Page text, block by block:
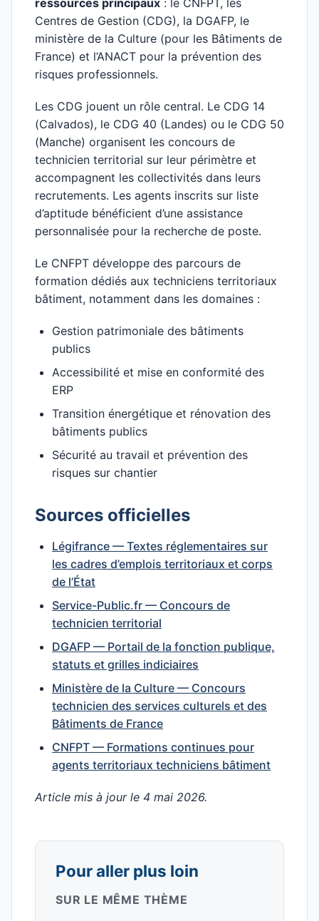
ressources principaux : le CNFPT, les
Centres de Gestion (CDG), la DGAFP, le
ministère de la Culture (pour les Bâtiments de
France) et l’ANACT pour la prévention des
risques professionnels.
Les CDG jouent un rôle central. Le CDG 14
(Calvados), le CDG 40 (Landes) ou le CDG 50
(Manche) organisent les concours de
technicien territorial sur leur périmètre et
accompagnent les collectivités dans leurs
recrutements. Les agents inscrits sur liste
d’aptitude bénéficient d’une assistance
personnalisée pour la recherche de poste.
Le CNFPT développe des parcours de
formation dédiés aux techniciens territoriaux
bâtiment, notamment dans les domaines :
Gestion patrimoniale des bâtiments
publics
Accessibilité et mise en conformité des
ERP
Transition énergétique et rénovation des
bâtiments publics
Sécurité au travail et prévention des
risques sur chantier
Sources officielles
Légifrance — Textes réglementaires sur
les cadres d’emplois territoriaux et corps
de l’État
Service-Public.fr — Concours de
technicien territorial
DGAFP — Portail de la fonction publique,
statuts et grilles indiciaires
Ministère de la Culture — Concours
technicien des services culturels et des
Bâtiments de France
CNFPT — Formations continues pour
agents territoriaux techniciens bâtiment
Article mis à jour le 4 mai 2026.
Pour aller plus loin
SUR LE MÊME THÈME